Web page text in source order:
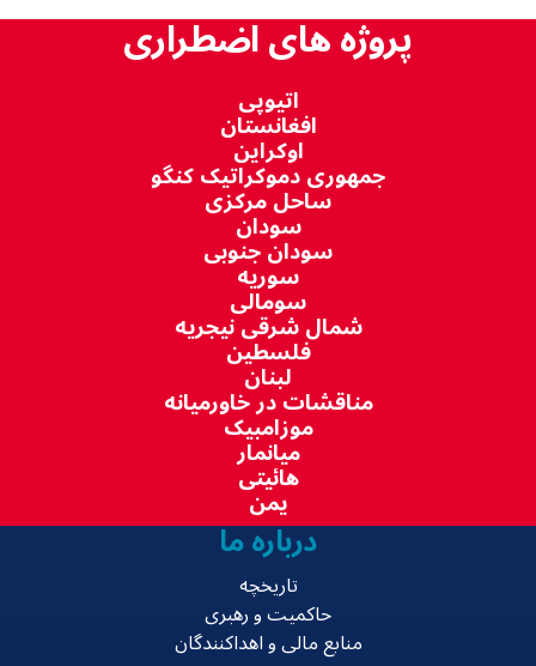
پروژه های اضطراری
اتیوپی
افغانستان
اوکراین
جمهوری دموکراتیک کنگو
ساحل مرکزی
سودان
سودان جنوبی
سوریه
سومالی
شمال شرقی نیجریه
فلسطین
لبنان
مناقشات در خاورمیانه
موزامبیک
میانمار
هائیتی
یمن
درباره ما
تاریخچه
حاکمیت و رهبری
منابع مالی و اهداکنندگان